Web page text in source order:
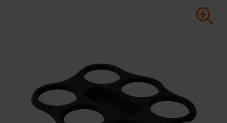
Huis & Lifestyle
Outdoor & Vrije Tijd